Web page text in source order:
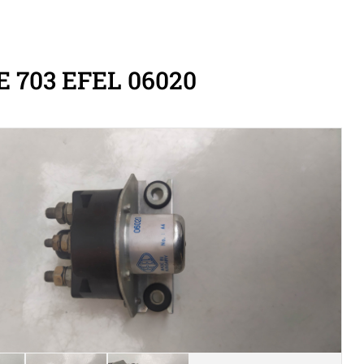
703 EFEL 06020